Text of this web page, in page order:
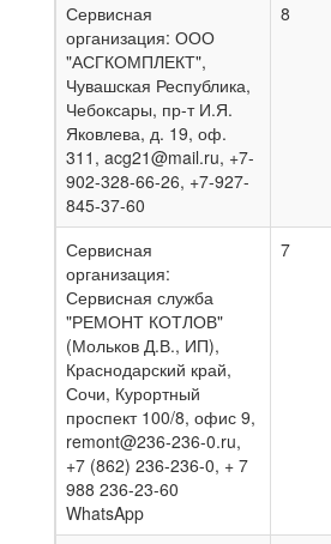
Сервисная
организация: ООО
"АСГКОМПЛЕКТ",
Чувашская Республика,
Чебоксары, пр-т И.Я.
Яковлева, д. 19, оф.
311, acg21@mail.ru, +7-
902-328-66-26, +7-927-
845-37-60
8
Сервисная
организация:
Сервисная служба
"РЕМОНТ КОТЛОВ"
(Мольков Д.В., ИП),
Краснодарский край,
Сочи, Курортный
проспект 100/8, офис 9,
remont@236-236-0.ru,
+7 (862) 236-236-0, + 7
988 236-23-60
WhatsApp
7